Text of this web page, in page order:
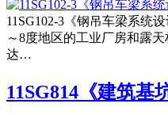
11SG102-3《钢吊车梁系统
～8度地区的工业厂房和露
达…
11SG814《建筑基